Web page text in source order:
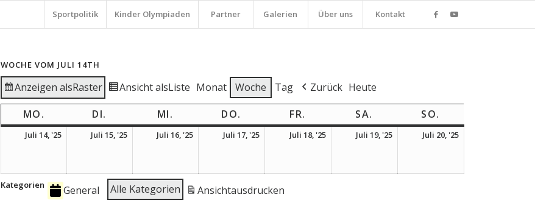
Sportpolitik Kinder Olympiaden Partner Galerien Über uns Kontakt
WOCHE VOM JULI 14TH
Anzeigen alsRaster Ansicht alsListe Monat Woche Tag Zurück Heute
MO. MONTAGDI. DIENSTAGMI. MITTWOCH
DO. DONNERSTAG
FR. SA. SAMSTAGSO.
Juli 14, '2514.
Juli 15, '2515.
Juli 16, '2516.
Juli 17, '2517.
Juli 18, '2518.
Juli 19, '2519.
Juli 20, '2520.
Kategorien General Alle Kategorien Ansichtausdrucken